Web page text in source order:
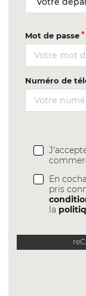
Mot de passe
Numéro de
En
pris
la